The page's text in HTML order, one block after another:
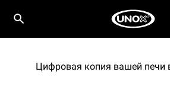
Цифровая копия вашей печи